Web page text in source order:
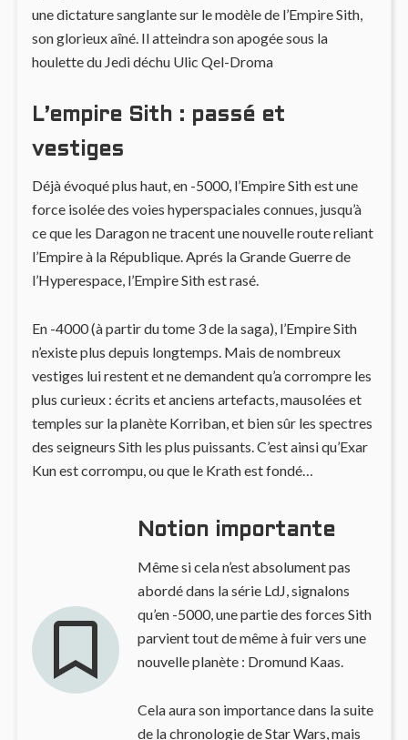
une dictature sanglante sur le modèle de l’Empire Sith,
son glorieux aîné. Il atteindra son apogée sous la
houlette du Jedi déchu Ulic Qel-Droma
L’empire Sith : passé et
vestiges
Déjà évoqué plus haut, en -5000, l’Empire Sith est une
force isolée des voies hyperspaciales connues, jusqu’à
ce que les Daragon ne tracent une nouvelle route reliant
l’Empire à la République. Aprés la Grande Guerre de
l’Hyperespace, l’Empire Sith est rasé.
En -4000 (à partir du tome 3 de la saga), l’Empire Sith
n’existe plus depuis longtemps. Mais de nombreux
vestiges lui restent et ne demandent qu’a corrompre les
plus curieux : écrits et anciens artefacts, mausolées et
temples sur la planète Korriban, et bien sûr les spectres
des seigneurs Sith les plus puissants. C’est ainsi qu’Exar
Kun est corrompu, ou que le Krath est fondé…
Notion importante
Même si cela n’est absolument pas
abordé dans la série LdJ, signalons
qu’en -5000, une partie des forces Sith
parvient tout de même à fuir vers une
nouvelle planète : Dromund Kaas.
Cela aura son importance dans la suite
de la chronologie de Star Wars, mais